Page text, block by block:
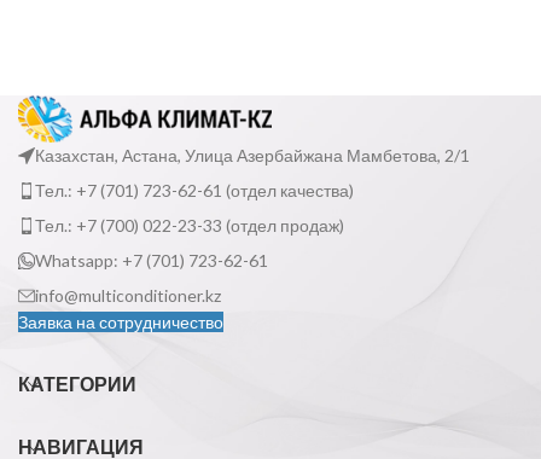
Казахстан, Астана, Улица Азербайжана Мамбетова, 2/1
Тел.: +7 (701) 723-62-61 (отдел качества)
Тел.: +7 (700) 022-23-33 (отдел продаж)
Whatsapp: +7 (701) 723-62-61
info@multiconditioner.kz
Заявка на сотрудничество
КАТЕГОРИИ
НАВИГАЦИЯ